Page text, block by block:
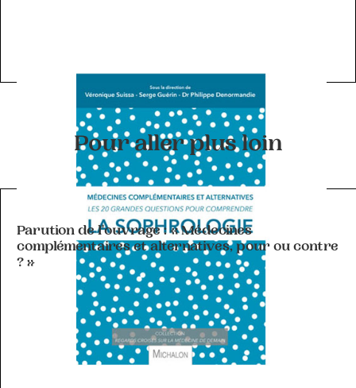
Pour aller plus loin
ACTIVITÉ DE L'A-MCA
Parution de l'ouvrage : « Médecines
complémentaires et alternatives, pour ou contre
? »